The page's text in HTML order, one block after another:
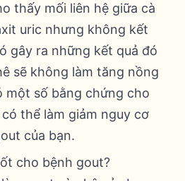
thấy mối liên hệ giữa cà
uric nhưng không kết
gây ra những kết quả đó
sẽ không làm tăng nồng
một số bằng chứng cho
thể làm giảm nguy cơ
của bạn.
cho bệnh gout?